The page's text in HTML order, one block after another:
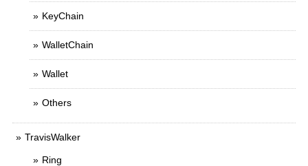
KeyChain
WalletChain
Wallet
Others
TravisWalker
Ring